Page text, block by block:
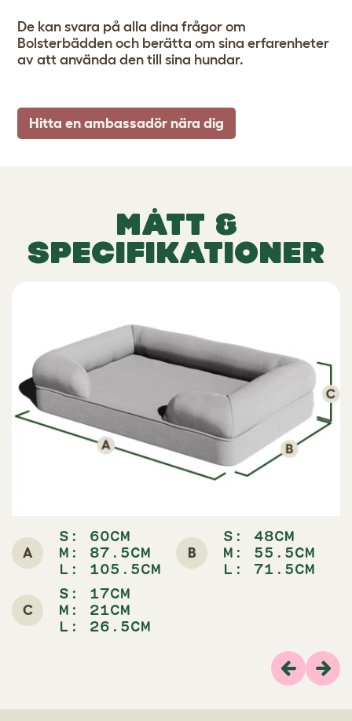
De kan svara på alla dina frågor om
Bolsterbädden och berätta om sina erfarenheter
av att använda den till sina hundar.
Hitta en ambassadör nära dig
MÅTT &
SPECIFIKATIONER
A
S: 60CM
M: 87.5CM
L: 105.5CM
B
S: 48CM
M: 55.5CM
L: 71.5CM
C
S: 17CM
M: 21CM
L: 26.5CM
Previous